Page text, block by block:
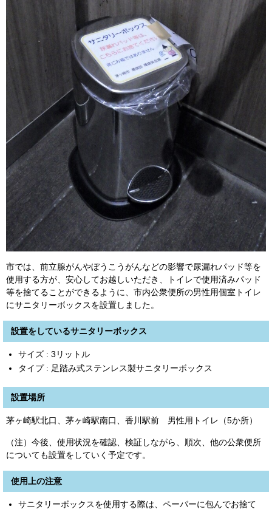
市では、前立腺がんやぼうこうがんなどの影響で尿漏れパッド等を
使用する方が、安心してお越しいただき、トイレで使用済みパッド
等を捨てることができるように、市内公衆便所の男性用個室トイレ
にサニタリーボックスを設置しました。
設置をしているサニタリーボックス
サイズ : 3リットル
タイプ : 足踏み式ステンレス製サニタリーボックス
設置場所
茅ヶ崎駅北口、茅ヶ崎駅南口、香川駅前 男性用トイレ（5か所）
（注）今後、使用状況を確認、検証しながら、順次、他の公衆便所
についても設置をしていく予定です。
使用上の注意
サニタリーボックスを使用する際は、ペーパーに包んでお捨て